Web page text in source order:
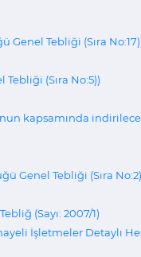
Tebliği (Sıra
(Sıra No:5))
kapsamında
Genel Tebliği (Sıra
(Sayı: 2007/1)
İşletmeler Detaylı